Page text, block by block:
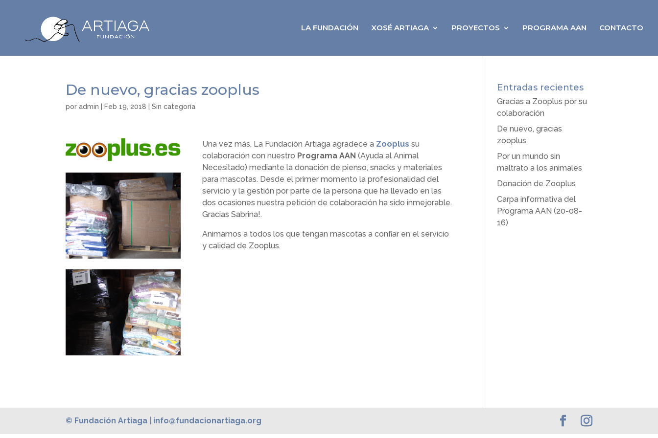
LA FUNDACIÓN XOSÉ ARTIAGA PROYECTOS PROGRAMA AAN CONTACTO
De nuevo, gracias zooplus
poradmin Feb 19, 2018 |Sin categoría
Una vez más, La Fundación Artiaga agradece a Zooplus su
colaboración con nuestro Programa AAN (Ayuda al Animal
Necesitado) mediante la donación de pienso, snacks y materiales
para mascotas. Desde el primer momento la profesionalidad del
servicio y la gestión por parte de la persona que ha llevado en las
dos ocasiones nuestra petición de colaboración ha sido inmejorable.
Gracias Sabrina!.
Animamos a todos los que tengan mascotas a confiar en el servicio
y calidad de Zooplus.
Entradas recientes
Gracias a Zooplus por su
colaboración
De nuevo, gracias
zooplus
Por un mundo sin
maltrato a los animales
Donación de Zooplus
Carpa informativa del
Programa AAN (20-08-
16)
© Fundación Artiaga info@fundacionartiaga.org